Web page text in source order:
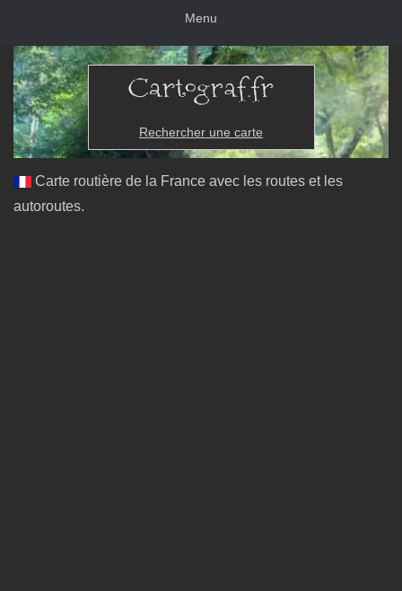
Menu
Rechercher une carte
Carte routière de la France avec les routes et les
autoroutes.